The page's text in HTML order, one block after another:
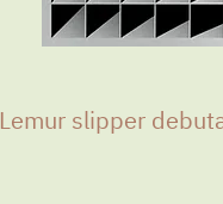
Lemur slipper